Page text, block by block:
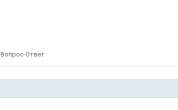
Вопрос-Ответ